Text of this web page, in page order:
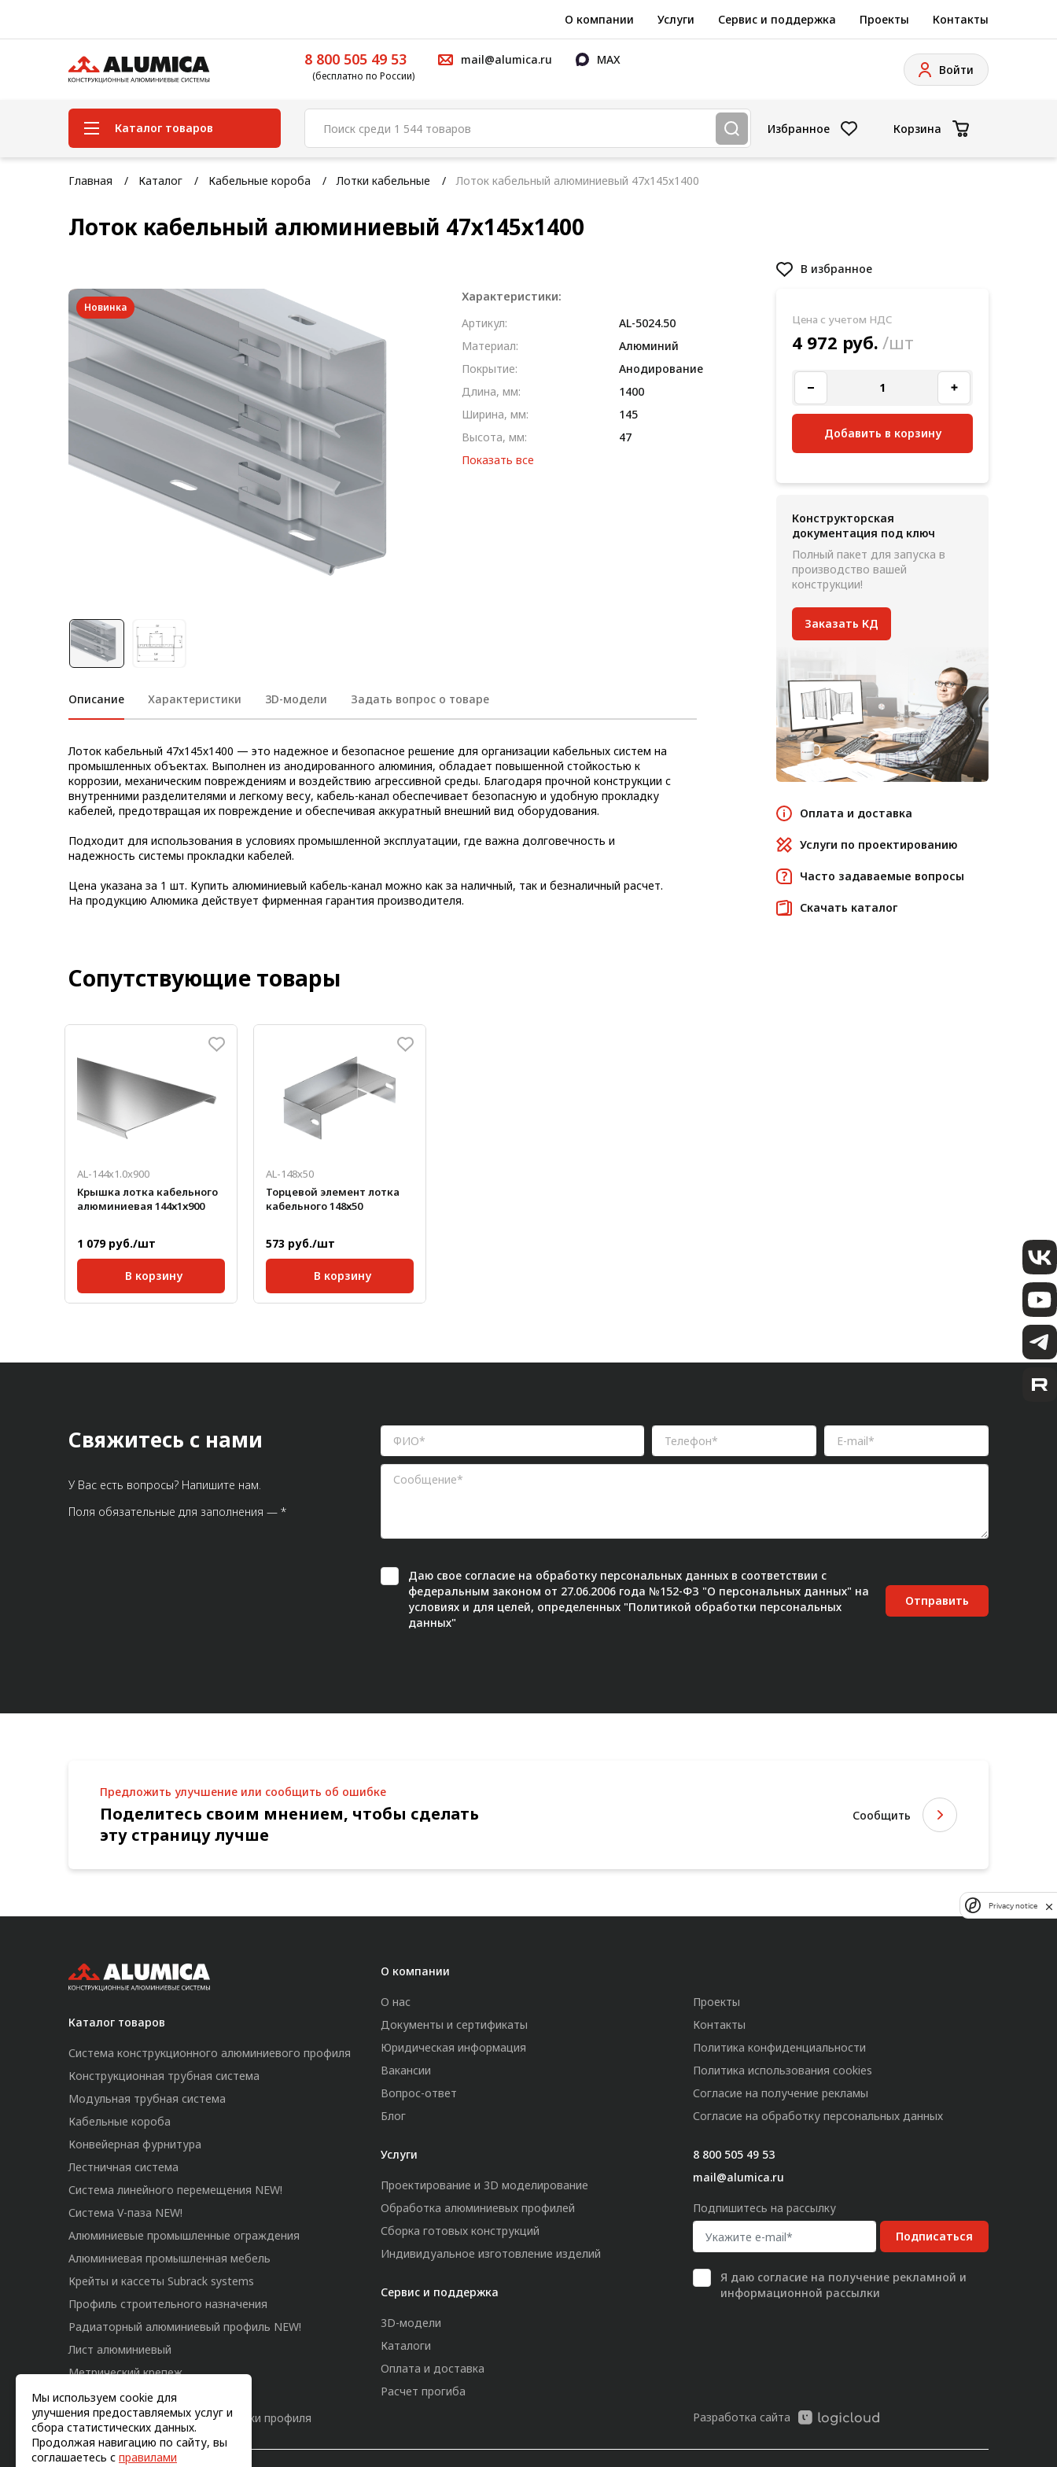
О компании Услуги Сервис и поддержка Проекты Контакты
8 800 505 49 53
(бесплатно по России)
mail@alumica.ru MAX
Войти
Каталог товаров
Система конструкционного
Конструкционная трубная
система
Кабельные короба
Конвейерная фурнитура
Лестничная система
Система линейного
перемещения NEW!
Система V-паза NEW!
Алюминиевые промышленные
ограждения
Алюминиевая промышленная
назначения
Радиаторный алюминиевый
профиль NEW!
Лист алюминиевый
Конструкции из профиля
Услуги дополнительной
обработки профиля
Избранное Корзина
Главная Каталог Кабельные короба Лотки кабельные Лоток кабельный алюминиевый 47х145х1400
Лоток кабельный алюминиевый 47х145х1400
Новинка
Описание Характеристики 3D-модели Задать вопрос о товаре
Лоток кабельный 47х145х1400 — это надежное и безопасное решение для организации кабельных систем на
промышленных объектах. Выполнен из анодированного алюминия, обладает повышенной стойкостью к
коррозии, механическим повреждениям и воздействию агрессивной среды. Благодаря прочной конструкции с
внутренними разделителями и легкому весу, кабель-канал обеспечивает безопасную и удобную прокладку
кабелей, предотвращая их повреждение и обеспечивая аккуратный внешний вид оборудования.
Подходит для использования в условиях промышленной эксплуатации, где важна долговечность и
надежность системы прокладки кабелей.
Цена указана за 1 шт. Купить алюминиевый кабель-канал можно как за наличный, так и безналичный расчет.
На продукцию Алюмика действует фирменная гарантия производителя.
Характеристики:
Артикул:
AL-5024.50
Материал:
Алюминий
Покрытие:
Анодирование
Длина, мм:
1400
Ширина, мм:
145
Высота, мм:
47
Показать все
В избранное
Цена с учетом НДС
4 972 руб. /шт
Добавить в корзину
Конструкторская
документация под ключ
Полный пакет для запуска в
производство вашей
конструкции!
Заказать КД
Оплата и доставка
Услуги по проектированию
Часто задаваемые вопросы
Скачать каталог
Сопутствующие товары
AL-144х1.0x900
Крышка лотка кабельного
алюминиевая 144х1х900
1 079 руб./шт
В корзину
Марка:
АМг2
AL-148х50
Торцевой элемент лотка
кабельного 148х50
573 руб./шт
В корзину
Толщина, мм:
1
Мы используем cookie для
улучшения предоставляемых услуг и
сбора статистических данных.
Продолжая навигацию по сайту, вы
соглашаетесь с правилами
Свяжитесь с нами
У Вас есть вопросы? Напишите нам.
Поля обязательные для заполнения — *
Даю свое согласие на обработку персональных данных в соответствии с
федеральным законом от 27.06.2006 года №152-ФЗ "О персональных данных" на
условиях и для целей, определенных "Политикой обработки персональных
данных"
Отправить
Предложить улучшение или сообщить об ошибке
Поделитесь своим мнением, чтобы сделать
эту страницу лучше
Сообщить
Каталог товаров
Система конструкционного алюминиевого профиля
Конструкционная трубная система
Модульная трубная система
Кабельные короба
Конвейерная фурнитура
Лестничная система
Система линейного перемещения NEW!
Система V-паза NEW!
Алюминиевые промышленные ограждения
Алюминиевая промышленная мебель
Крейты и кассеты Subrack systems
Профиль строительного назначения
Радиаторный алюминиевый профиль NEW!
Лист алюминиевый
Метрический крепеж
Конструкции из профиля
Услуги дополнительной обработки профиля
О компании
О нас
Документы и сертификаты
Юридическая информация
Вакансии
Вопрос-ответ
Блог
Услуги
Проектирование и 3D моделирование
Обработка алюминиевых профилей
Сборка готовых конструкций
Индивидуальное изготовление изделий
Сервис и поддержка
3D-модели
Каталоги
Оплата и доставка
Расчет прогиба
Проекты
Контакты
Политика конфиденциальности
Политика использования cookies
Согласие на получение рекламы
Согласие на обработку персональных данных
8 800 505 49 53
mail@alumica.ru
Подпишитесь на рассылку
Подписаться
Я даю согласие на получение рекламной и
информационной рассылки
Разработка сайта
Privacy notice